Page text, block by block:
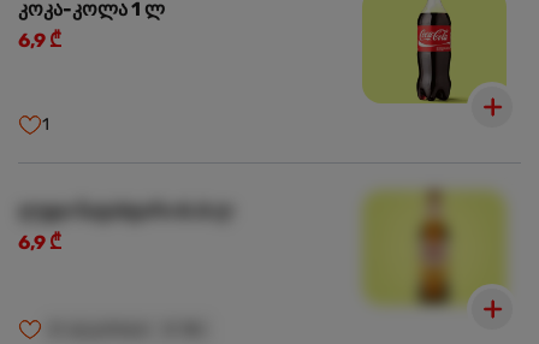
კოკა-კოლა 1 ლ
6,9 ₾
1
ლუდი ნატახტარი 0.5 ლ
6,9 ₾